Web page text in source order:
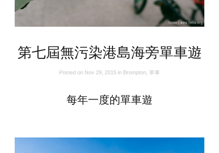
第七屆無污染港島海旁單車遊
Posted on Nov 29, 2015 in Brompton 單車
每年一度的單車遊